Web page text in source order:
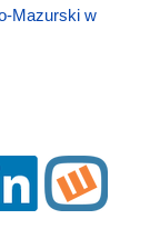
Mazurski w